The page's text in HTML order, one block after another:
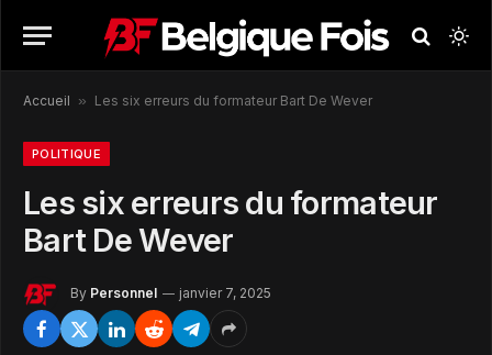
Accueil » Les six erreurs du formateur Bart De Wever
POLITIQUE
Les six erreurs du formateur
Bart De Wever
By Personnel janvier 7, 2025